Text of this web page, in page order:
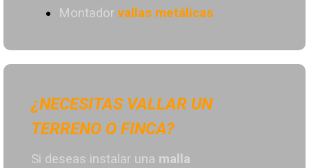
Montador vallas metálicas
¿NECESITAS VALLAR UN
TERRENO O FINCA?
Si deseas instalar una malla